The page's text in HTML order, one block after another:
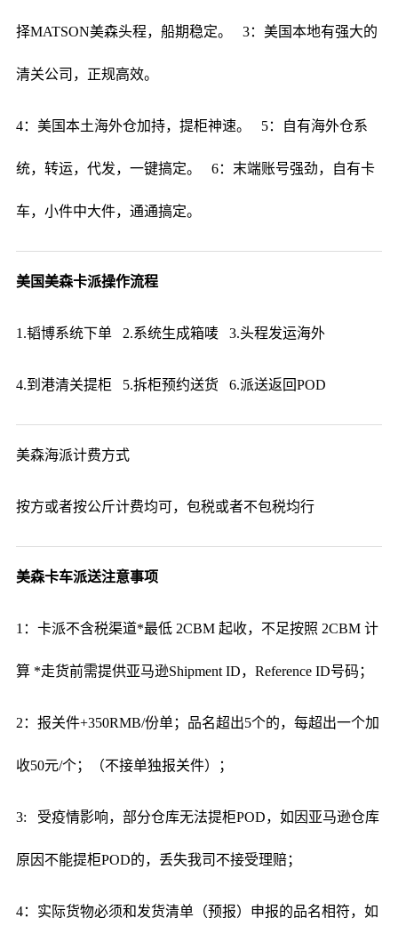
择MATSON美森头程，船期稳定。 3：美国本地有强大的
清关公司，正规高效。
4：美国本土海外仓加持，提柜神速。 5：自有海外仓系
统，转运，代发，一键搞定。 6：末端账号强劲，自有卡
车，小件中大件，通通搞定。
美国美森卡派操作流程
1.韬博系统下单 2.系统生成箱唛 3.头程发运海外
4.到港清关提柜 5.拆柜预约送货 6.派送返回POD
美森海派计费方式
按方或者按公斤计费均可，包税或者不包税均行
美森卡车派送注意事项
1：卡派不含税渠道*最低 2CBM 起收，不足按照 2CBM 计
算 *走货前需提供亚马逊Shipment ID，Reference ID号码；
2：报关件+350RMB/份单；品名超出5个的，每超出一个加
收50元/个；（不接单独报关件）；
3: 受疫情影响，部分仓库无法提柜POD，如因亚马逊仓库
原因不能提柜POD的，丢失我司不接受理赔；
4：实际货物必须和发货清单（预报）申报的品名相符，如